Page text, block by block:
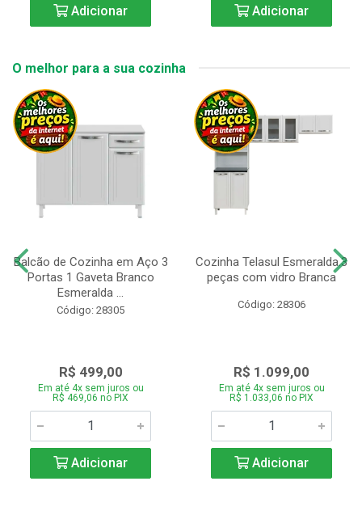
Adicionar Adicionar
O melhor para a sua cozinha
Balcão de Cozinha em Aço 3
Portas 1 Gaveta Branco
Esmeralda ...
Código: 28305
R$ 499,00
Em até 4x sem juros ou
R$ 469,06 no PIX
Adicionar
Cozinha Telasul Esmeralda.3
peças com vidro Branca
Código: 28306
R$ 1.099,00
Em até 4x sem juros ou
R$ 1.033,06 no PIX
Adicionar